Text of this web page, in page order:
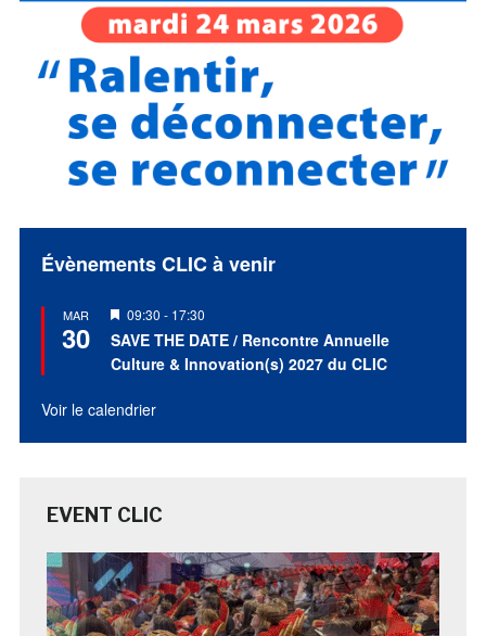
Évènements CLIC à venir
MAR
30
Mis
en
avant
09:30 - 17:30
SAVE THE DATE / Rencontre Annuelle
Culture & Innovation(s) 2027 du CLIC
Voir le calendrier
EVENT CLIC